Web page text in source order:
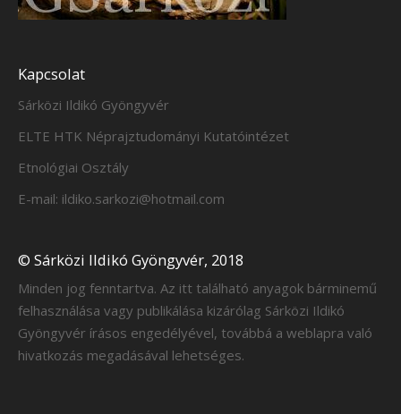
Kapcsolat
Sárközi Ildikó Gyöngyvér
ELTE HTK Néprajztudományi Kutatóintézet
Etnológiai Osztály
E-mail: ildiko.sarkozi@hotmail.com
© Sárközi Ildikó Gyöngyvér, 2018
Minden jog fenntartva. Az itt található anyagok bárminemű
felhasználása vagy publikálása kizárólag Sárközi Ildikó
Gyöngyvér írásos engedélyével, továbbá a weblapra való
hivatkozás megadásával lehetséges.